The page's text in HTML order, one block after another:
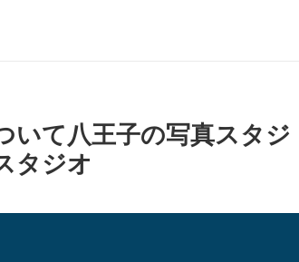
いて八王子の写真スタジ
タジオ